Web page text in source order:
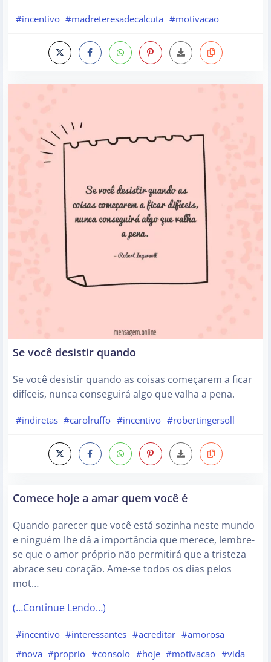
#incentivo #madreteresadecalcuta #motivacao
Se você desistir quando
Se você desistir quando as coisas começarem a ficar
difíceis, nunca conseguirá algo que valha a pena.
#indiretas #carolruffo #incentivo #robertingersoll
Comece hoje a amar quem você é
Quando parecer que você está sozinha neste mundo
e ninguém lhe dá a importância que merece, lembre-
se que o amor próprio não permitirá que a tristeza
abrace seu coração. Ame-se todos os dias pelos
mot…
(…Continue Lendo…)
#incentivo #interessantes #acreditar #amorosa
#nova #proprio #consolo #hoje #motivacao #vida